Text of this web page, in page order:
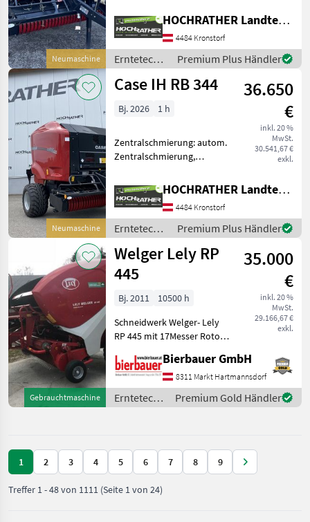
Neumaschine
Ballenkammer,
Schneidwerk Neumaschine
Case IH RB 344 (Standort
Aschbach) Ausstattung: +
Ballendurc
HOCHRATHER Landtechnik GmbH
4484 Kronstorf
Erntetechnik
Grünland /
Case IH
Premium Plus Händler
Neumaschine
Case IH RB 344
36.650
€
inkl. 20 %
MwSt.
30.541,67 €
exkl.
Bj. 2026 1 h
Zentralschmierung: autom.
Zentralschmierung,
Ballenkammer,
Netzbindung,
Rollenniederhalter,
Schneidwerk Neumaschine
Case IH RB 344 (Standort
Kronstor
HOCHRATHER Landtechnik GmbH
4484 Kronstorf
Erntetechnik
Grünland /
Case IH
Premium Plus Händler
Gebrauchtmaschine
Welger Lely RP
445
35.000
€
inkl. 20 %
MwSt.
29.166,67 €
exkl.
Bj. 2011
10500 h
Schneidwerk Welger- Lely
RP 445 mit 17Messer Rotor,
Bänder, Terminal E-link
Control, Stützfuss,
Gelenkwelle, Ballenanzahl
10500 Stück Bei
Bierbauer GmbH
8311 Markt Hartmannsdorf
Erntetechnik
Grünland /
Premium Gold Händler
1 2 3 4 5 6 7 8 9
Treffer 1-48von 1111 (Seite 1 von 24)